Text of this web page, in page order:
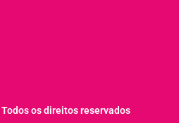
os direitos reservados